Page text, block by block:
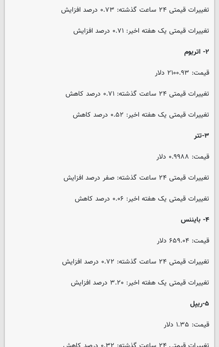
تغییرات قیمتی ۲۴ ساعت گذشته: ۰.۷۳ درصد افزایش
تغییرات قیمتی یک هفته اخیر: ۰.۷۱ درصد افزایش
۲- اتریوم
قیمت: ۲۱۰۰.۹۳ دلار
تغییرات قیمتی ۲۴ ساعت گذشته: ۰.۷۱ درصد کاهش
تغییرات قیمتی یک هفته اخیر: ۰.۵۲ درصد کاهش
۳-تتر
قیمت: ۰.۹۹۸۸ دلار
تغییرات قیمتی ۲۴ ساعت گذشته: صفر درصد افزایش
تغییرات قیمتی یک هفته اخیر: ۰.۰۶ درصد کاهش
۴- بایننس
قیمت: ۶۵۹.۰۴ دلار
تغییرات قیمتی ۲۴ ساعت گذشته: ۰.۷۲ درصد افزایش
تغییرات قیمتی یک هفته اخیر: ۳.۲۰ درصد افزایش
۵-ریپل
قیمت: ۱.۳۵ دلار